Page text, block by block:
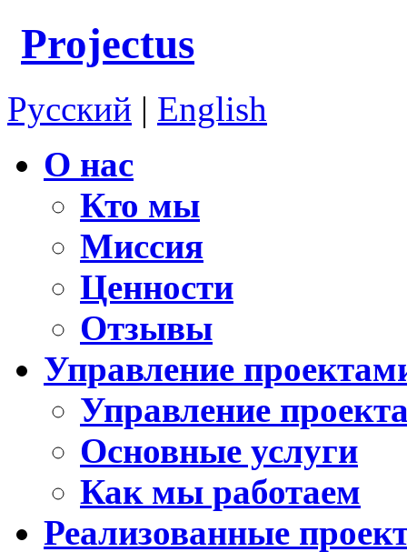
Projectus
Русский | English
О нас
Кто мы
Миссия
Ценности
Отзывы
Управление
Управление
Основные услуги
Как мы работаем
Реализованные